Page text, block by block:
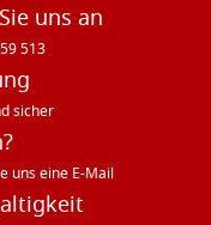
uns an
513
sicher
uns eine E-Mail